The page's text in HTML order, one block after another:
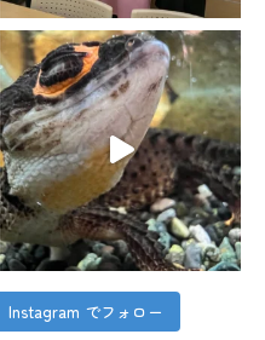
Instagram でフォロー